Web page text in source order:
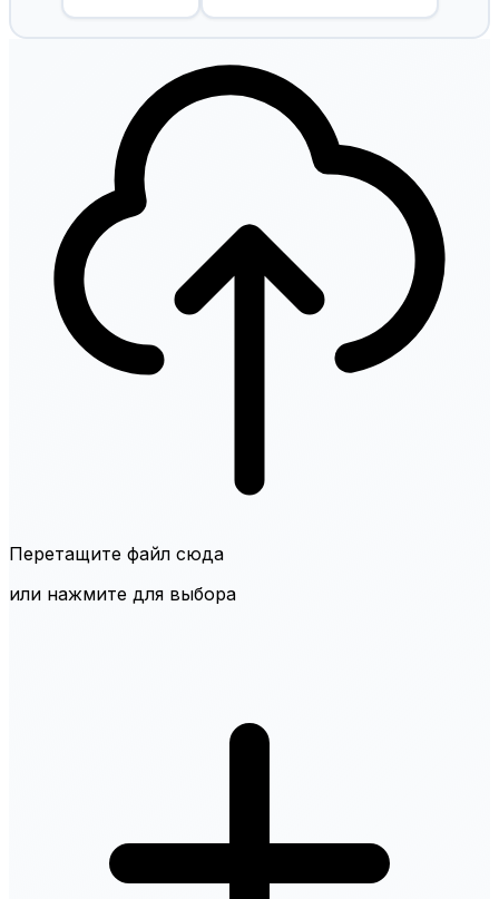
Перетащите файл сюда
или нажмите для выбора